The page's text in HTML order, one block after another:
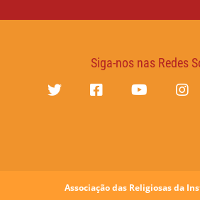
Siga-nos nas Redes
Associação das Religiosas da